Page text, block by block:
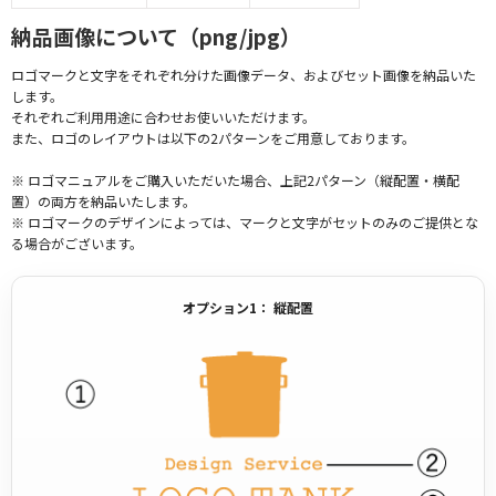
納品画像について（png/jpg）
ロゴマークと文字をそれぞれ分けた画像データ、およびセット画像を納品いた
します。
それぞれご利用用途に合わせお使いいただけます。
また、ロゴのレイアウトは以下の2パターンをご用意しております。
※ ロゴマニュアルをご購入いただいた場合、上記2パターン（縦配置・横配
置）の両方を納品いたします。
※ ロゴマークのデザインによっては、マークと文字がセットのみのご提供とな
る場合がございます。
オプション1： 縦配置